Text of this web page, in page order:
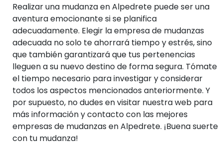
Realizar una mudanza en Alpedrete puede ser una
aventura emocionante si se planifica
adecuadamente. Elegir la empresa de mudanzas
adecuada no solo te ahorrará tiempo y estrés, sino
que también garantizará que tus pertenencias
lleguen a su nuevo destino de forma segura. Tómate
el tiempo necesario para investigar y considerar
todos los aspectos mencionados anteriormente. Y
por supuesto, no dudes en visitar nuestra web para
más información y contacto con las mejores
empresas de mudanzas en Alpedrete. ¡Buena suerte
con tu mudanza!